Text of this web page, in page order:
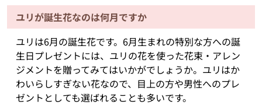
ユリが誕生花なのは何月ですか
ユリは6月の誕生花です。6月生まれの特別な方への誕
生日プレゼントには、ユリの花を使った花束・アレン
ジメントを贈ってみてはいかがでしょうか。ユリはか
わいらしすぎない花なので、目上の方や男性へのプレ
ゼントとしても選ばれることも多いです。